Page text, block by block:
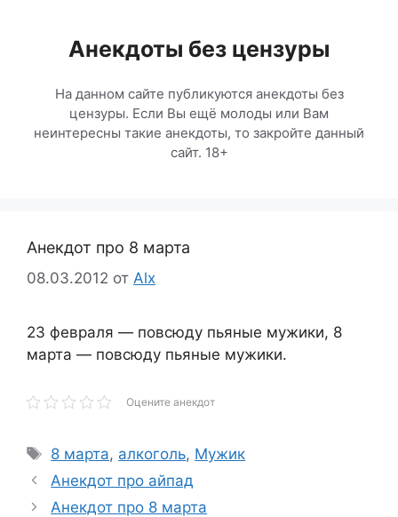
содержимомуАнекдоты без цензуры
На данном сайте публикуются анекдоты без
цензуры. Если Вы ещё молоды или Вам
неинтересны такие анекдоты, то закройте данный
сайт. 18+
Анекдот про 8 марта
08.03.2012 от Alx
23 февраля — повсюду пьяные мужики, 8
марта — повсюду пьяные мужики.
Оцените анекдот
Метки
8 марта, алкоголь, Мужик
Анекдот про айпад
Анекдот про 8 марта